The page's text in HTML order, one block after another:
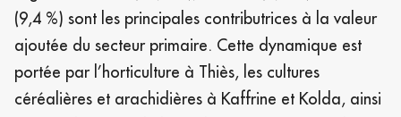
(9,4 %) sont les principales contributrices à la valeur
ajoutée du secteur primaire. Cette dynamique est
portée par l’horticulture à Thiès, les cultures
céréalières et arachidières à Kaffrine et Kolda, ainsi